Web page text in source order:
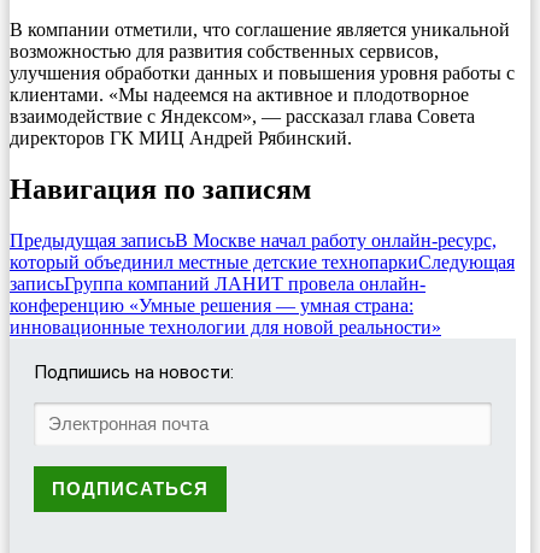
В компании отметили, что соглашение является уникальной
возможностью для развития собственных сервисов,
улучшения обработки данных и повышения уровня работы с
клиентами. «Мы надеемся на активное и плодотворное
взаимодействие с Яндексом», — рассказал глава Совета
директоров ГК МИЦ Андрей Рябинский.
Навигация по записям
Предыдущая записьВ Москве начал работу онлайн-ресурс,
который объединил местные детские технопаркиСледующая
записьГруппа компаний ЛАНИТ провела онлайн-
конференцию «Умные решения — умная страна:
инновационные технологии для новой реальности»
Подпишись на новости: